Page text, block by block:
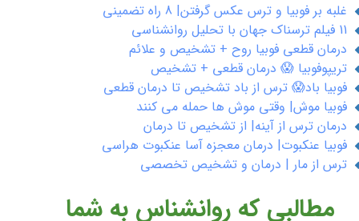
غلبه بر فوبیا و ترس عکس گرفتن| 8 راه تضمینی
11 فیلم ترسناک جهان با تحلیل روانشناسی
درمان قطعی فوبیا روح + تشخیص و علائم
تریپوفوبیا 😱 درمان قطعی + تشخیص
فوبیا باد😱 ترس از باد تشخیص تا درمان قطعی
فوبیا موش| وقتی موش ها حمله می کنند
درمان ترس از آینه| از تشخیص تا درمان
فوبیا عنکبوت| درمان معجزه آسا عنکبوت هراسی
ترس از مار | درمان و تشخیص تخصصی
مطالبی که روانشناس به شما